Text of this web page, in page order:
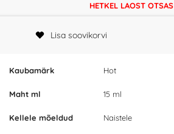
Kaubamärk Hot
Maht ml 15 ml
Kellele mõeldud Naistele
HETKEL LAOST OTSAS
Lisa soovikorvi